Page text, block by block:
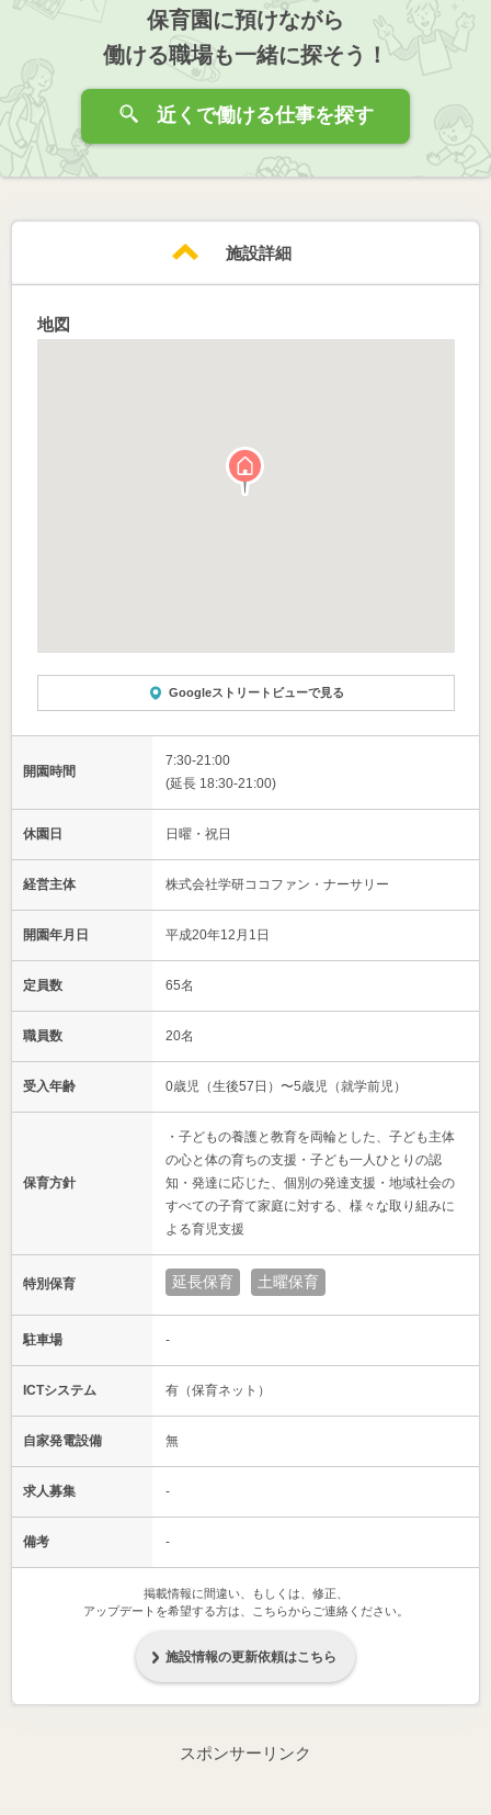
保育園に預けながら
働ける職場も一緒に探そう！
近くで働ける仕事を探す
施設詳細
地図
Googleストリートビューで見る
開園時間
7:30-21:00
(延長 18:30-21:00)
休園日 日曜・祝日
経営主体 株式会社学研ココファン・ナーサリー
開園年月日 平成20年12月1日
定員数 65名
職員数 20名
受入年齢 0歳児（生後57日）〜5歳児（就学前児）
保育方針
・子どもの養護と教育を両輪とした、子ども主体
の心と体の育ちの支援・子ども一人ひとりの認
知・発達に応じた、個別の発達支援・地域社会の
すべての子育て家庭に対する、様々な取り組みに
よる育児支援
特別保育 延長保育 土曜保育
駐車場 -
ICTシステム 有（保育ネット）
自家発電設備 無
求人募集 -
備考 -
掲載情報に間違い、もしくは、修正、
アップデートを希望する方は、こちらからご連絡ください。
施設情報の更新依頼はこちら
スポンサーリンク